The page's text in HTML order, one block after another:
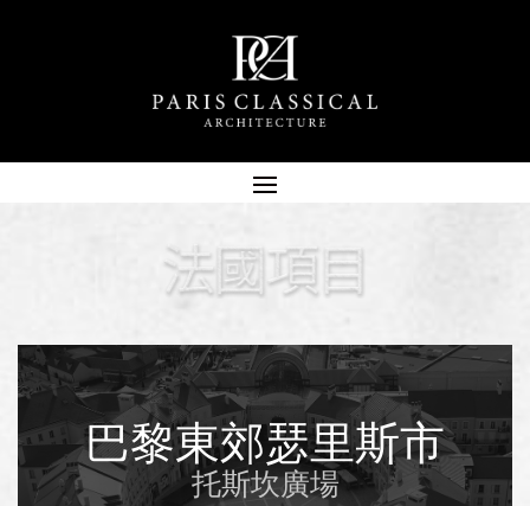
巴黎東郊瑟里斯市
托斯坎廣場